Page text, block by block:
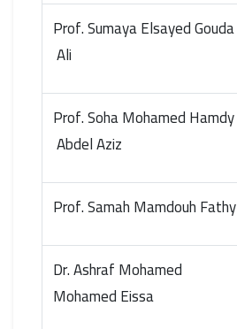
Prof. Sumaya Elsayed Gouda
Ali
Prof. Soha Mohamed Hamdy
Abdel Aziz
Prof. Samah Mamdouh Fathy
Dr. Ashraf Mohamed
Mohamed Eissa